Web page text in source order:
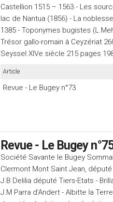
Castellion 1515 – 1563 - Les
lac de Nantua (1856) - La
1385 - Toponymes bugistes
Trésor gallo-romain à Ceyzériat
Seyssel XIVe siècle 215 pages
Article
Revue - Le Bugey n°73
Revue - Le Bugey
Société Savante le Bugey
Clermont Mont Saint Jean,
J.B Delilia député Tiers-Etats -
J.M Parra d'Andert - Albitte la